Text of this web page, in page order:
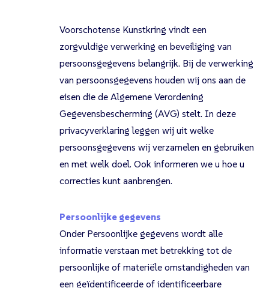
Voorschotense Kunstkring vindt een
zorgvuldige verwerking en beveiliging van
persoonsgegevens belangrijk. Bij de verwerking
van persoonsgegevens houden wij ons aan de
eisen die de Algemene Verordening
Gegevensbescherming (AVG) stelt. In deze
privacyverklaring leggen wij uit welke
persoonsgegevens wij verzamelen en gebruiken
en met welk doel. Ook informeren we u hoe u
correcties kunt aanbrengen.
Persoonlijke gegevens
Onder Persoonlijke gegevens wordt alle
informatie verstaan met betrekking tot de
persoonlijke of materiële omstandigheden van
een geïdentificeerde of identificeerbare